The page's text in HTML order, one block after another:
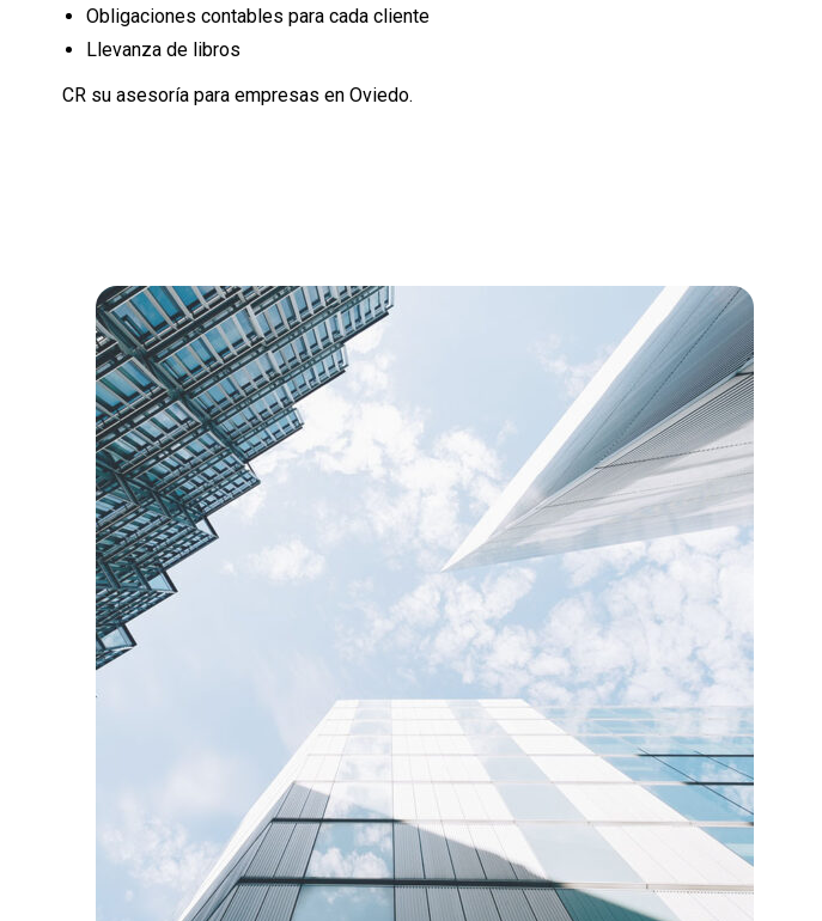
Obligaciones contables para cada cliente
Llevanza de libros
CR su asesoría para empresas en Oviedo.